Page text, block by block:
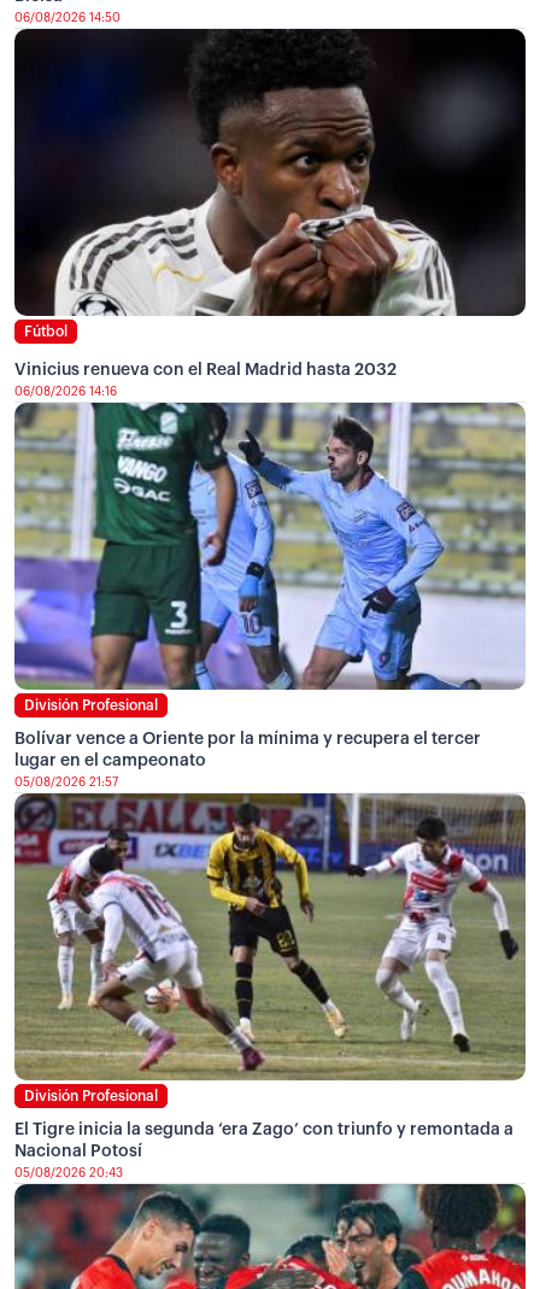
06/08/2026 14:50
Fútbol
Vinicius renueva con el Real Madrid hasta 2032
06/08/2026 14:16
División Profesional
Bolívar vence a Oriente por la mínima y recupera el tercer
lugar en el campeonato
05/08/2026 21:57
División Profesional
El Tigre inicia la segunda ‘era Zago’ con triunfo y remontada a
Nacional Potosí
05/08/2026 20:43